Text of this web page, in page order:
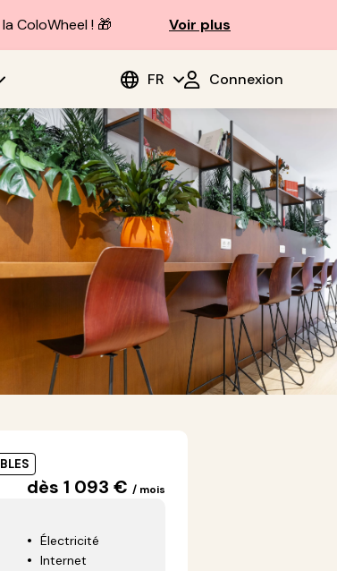
ColoWheel ! 🎁 Voir plus
FR Connexion
dès 1 093 € / mois
Électricité
Internet